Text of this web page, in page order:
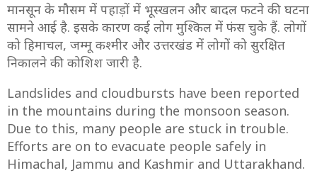
मानसून के मौसम में पहाड़ों में भूस्खलन और बादल फटने की घटना
सामने आई है. इसके कारण कई लोग मुश्किल में फंस चुके हैं. लोगों
को हिमाचल, जम्मू कश्मीर और उत्तरखंड में लोगों को सुरक्षित
निकालने की कोशिश जारी है.
Landslides and cloudbursts have been reported
in the mountains during the monsoon season.
Due to this, many people are stuck in trouble.
Efforts are on to evacuate people safely in
Himachal, Jammu and Kashmir and Uttarakhand.